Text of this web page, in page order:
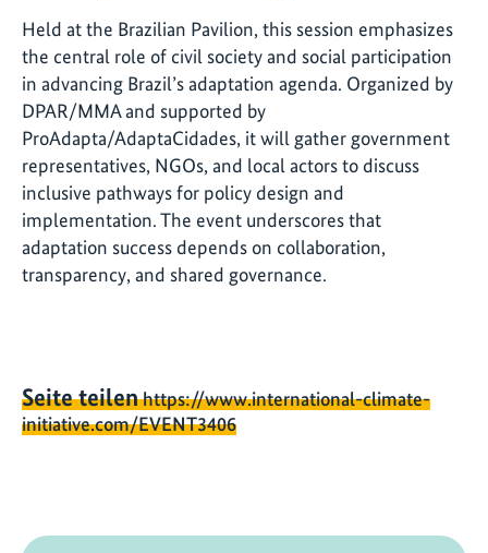
Held at the Brazilian Pavilion, this session emphasizes
the central role of civil society and social participation
in advancing Brazil’s adaptation agenda. Organized by
DPAR/MMA and supported by
ProAdapta/AdaptaCidades, it will gather government
representatives, NGOs, and local actors to discuss
inclusive pathways for policy design and
implementation. The event underscores that
adaptation success depends on collaboration,
transparency, and shared governance.
Seite teilenhttps://www.international-climate-
initiative.com/EVENT3406